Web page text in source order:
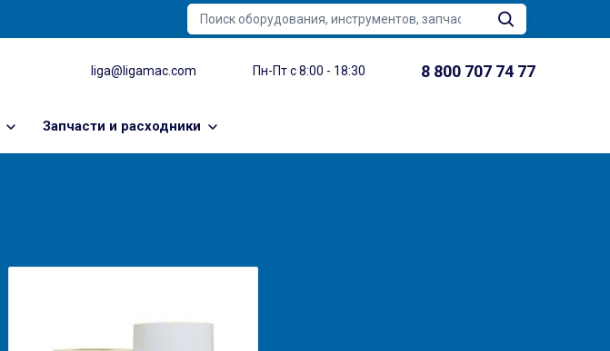
liga@ligamac.com Пн-Пт с 8:00 - 18:30 8 800 707 74 77
Запчасти и расходники